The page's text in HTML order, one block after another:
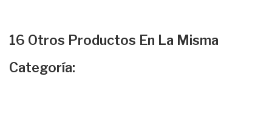
16 Otros Productos En La Misma
Categoría: